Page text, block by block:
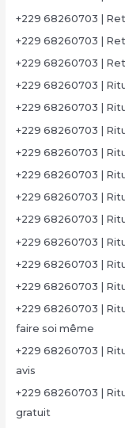
+229 68260703 |
+229 68260703 |
+229 68260703 |
+229 68260703 |
+229 68260703 |
+229 68260703 |
+229 68260703 |
+229 68260703 |
+229 68260703 |
+229 68260703 |
+229 68260703 |
+229 68260703 |
+229 68260703 |
+229 68260703 |
faire soi même
+229 68260703 |
avis
+229 68260703 |
gratuit